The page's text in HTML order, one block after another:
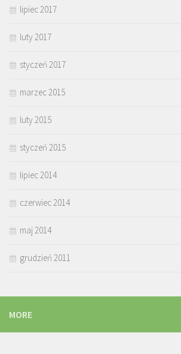
lipiec 2017
luty 2017
styczeń 2017
marzec 2015
luty 2015
styczeń 2015
lipiec 2014
czerwiec 2014
maj 2014
grudzień 2011
MORE